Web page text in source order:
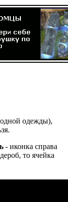
одежды),
- иконка справа
то ячейка